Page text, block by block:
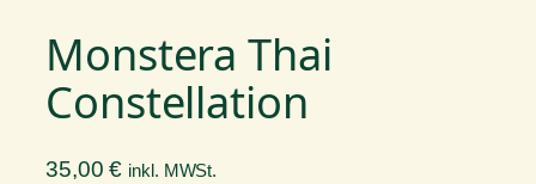
Monstera Thai
Constellation
35,00€ inkl. MWSt.